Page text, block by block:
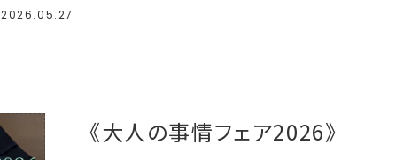
2026.05.27
《大人の事情フェア2026》